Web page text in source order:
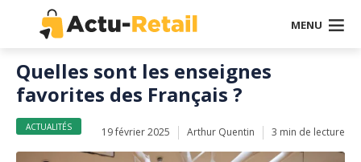
MENU
Quelles sont les enseignes
favorites des Français ?
ACTUALITÉS 19 février 2025 Arthur Quentin 3 min de lecture